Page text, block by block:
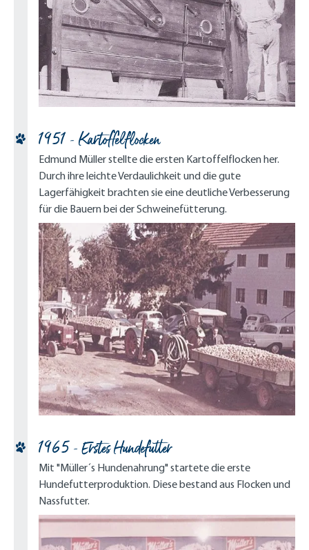
1951 - Kartoffelflocken
Edmund Müller stellte die ersten Kartoffelflocken her.
Durch ihre leichte Verdaulichkeit und die gute
Lagerfähigkeit brachten sie eine deutliche Verbesserung
für die Bauern bei der Schweinefütterung.
1965 - Erstes Hundefutter
Mit "Müller´s Hundenahrung" startete die erste
Hundefutterproduktion. Diese bestand aus Flocken und
Nassfutter.